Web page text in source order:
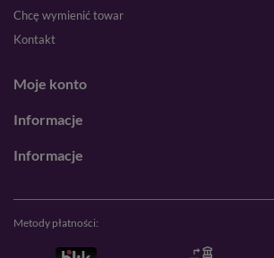
Chcę wymienić towar
Kontakt
Moje konto
Informacje
Informacje
Metody płatności: